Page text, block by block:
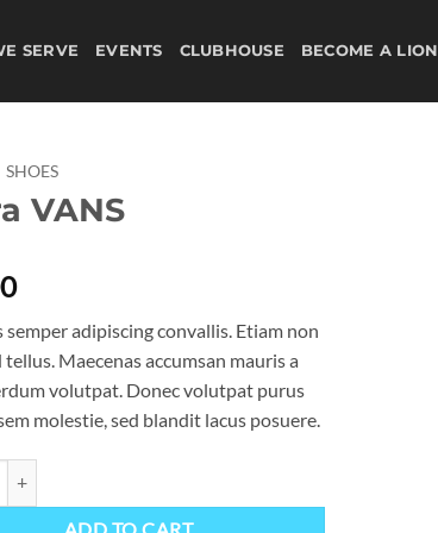
SERVE EVENTS CLUBHOUSE BECOME A LION
SHOES
VANS
semper adipiscing convallis. Etiam non
Maecenas accumsan mauris a
volutpat. Donec volutpat purus
molestie, sed blandit lacus posuere.